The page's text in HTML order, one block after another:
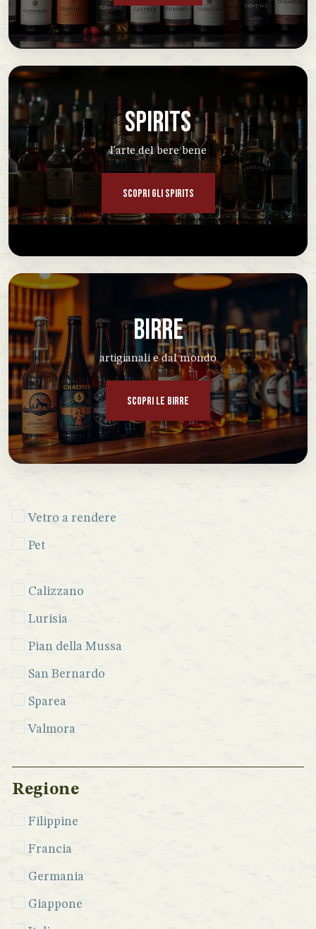
SPIRITS
l'arte del bere bene
SCOPRI GLI SPIRITS
BIRRE
artigianali e dal mondo
SCOPRI LE BIRRE
Vetro a rendere
Pet
Calizzano
Lurisia
Pian della Mussa
San Bernardo
Sparea
Valmora
Regione
Filippine
Francia
Germania
Giappone